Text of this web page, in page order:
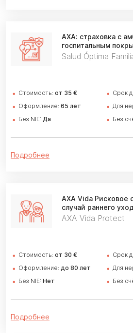
AXA: страховка с
госпитальным
Salud Óptima
Стоимость: от 35 € Cрок
Оформление: 65 лет Для
Без NIE: Да Без
Подробнее
AXA Vida Рисковое
случай раннего
AXA Vida Protect
Стоимость: от 30 € Cрок
Оформление: до 80 лет Для
Без NIE: Нет Без
Подробнее